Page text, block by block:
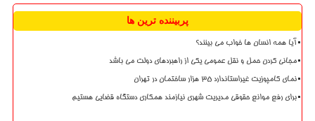
پربیننده ترین ها
آیا همه انسان ها خواب می بینند؟
مجانی کردن حمل و نقل عمومی یکی از راهبردهای دولت می باشد
نمای کامپوزیت غیراستاندارد ۳۵ هزار ساختمان در تهران
برای رفع موانع حقوقی مدیریت شهری نیازمند همکاری دستگاه قضایی هستیم